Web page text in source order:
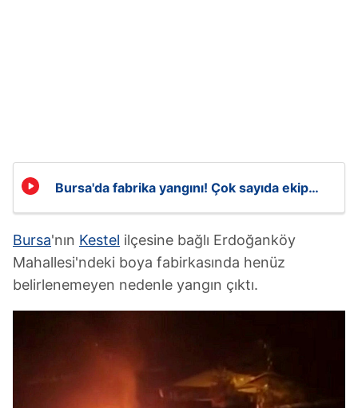
Bursa'da fabrika yangını! Çok sayıda ekip
Bursa'nın Kestel ilçesine bağlı Erdoğanköy
Mahallesi'ndeki boya fabirkasında henüz
belirlenemeyen nedenle yangın çıktı.